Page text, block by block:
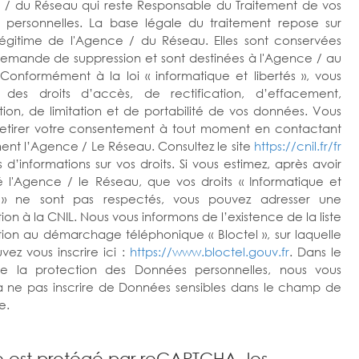
du Réseau qui reste Responsable du Traitement de vos
personnelles. La base légale du traitement repose sur
de l'Agence / du Réseau. Elles sont conservées
de suppression et sont destinées à l'Agence / au
à la loi « informatique et libertés », vous
des droits d’accès, de rectification, d’effacement,
de limitation et de portabilité de vos données. Vous
votre consentement à tout moment en contactant
l’Agence / Le Réseau. Consultez le site https://cnil.fr/fr
d’informations sur vos droits. Si vous estimez, après avoir
l'Agence / le Réseau, que vos droits « Informatique et
» ne sont pas respectés, vous pouvez adresser une
à la CNIL. Nous vous informons de l’existence de la liste
au démarchage téléphonique « Bloctel », sur laquelle
vous inscrire ici : https://www.bloctel.gouv.fr. Dans le
la protection des Données personnelles, nous vous
ne pas inscrire de Données sensibles dans le champ de